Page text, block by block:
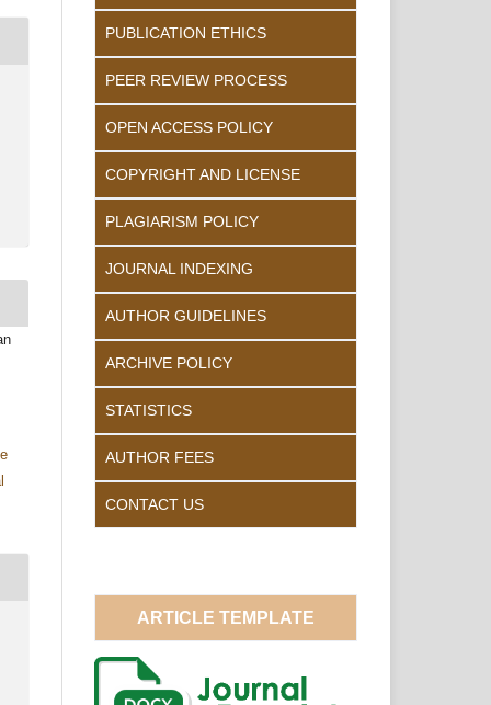
PUBLICATION ETHICS
PEER REVIEW PROCESS
OPEN ACCESS POLICY
COPYRIGHT AND LICENSE
PLAGIARISM POLICY
JOURNAL INDEXING
AUTHOR GUIDELINES
ARCHIVE POLICY
STATISTICS
AUTHOR FEES
CONTACT US
ARTICLE TEMPLATE